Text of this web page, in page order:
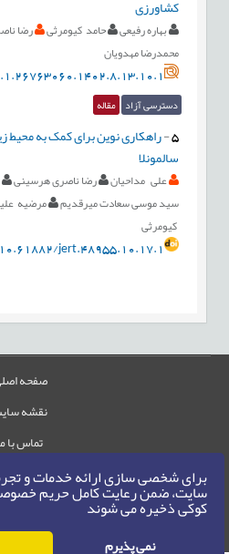
برای شخصی سازی ارائه خدمات و
سایت، ضمن رعایت کامل حریم
کوکی ذخیره می شوند
نمی پذیرم
کشاورزی
بهاره رفیعی حامد کیومرثی رضا
محمدرضا مهدویان
دسترسی آزاد مقاله
5
-راهکاری نوین برای کمک به محیط
سالمونلا
علی مداحیان رضا ناصری هرسینی
سید موسی سعادت میرقدیم
مرضیه
کیومرثی
10.61882/jert.48955.10.17.1
صفحه
نقشه
تماس با ما
حقوق این وب‌سایت
حق